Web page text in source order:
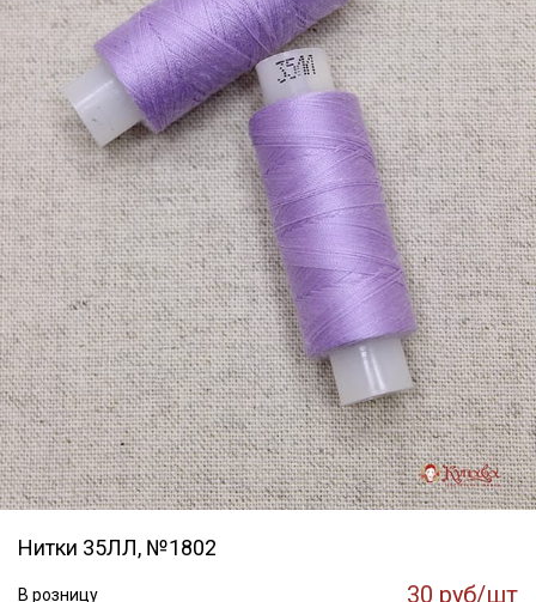
Нитки 35ЛЛ, №1802
В розницу 30 руб/шт